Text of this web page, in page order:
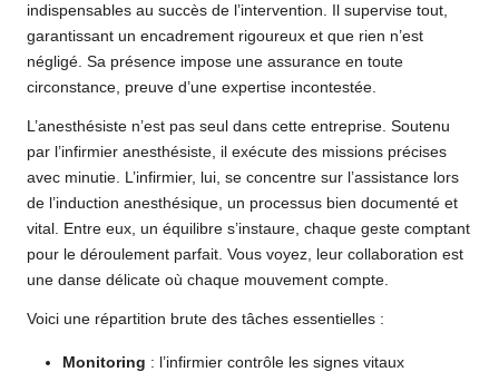
indispensables au succès de l’intervention. Il supervise tout,
garantissant un encadrement rigoureux et que rien n’est
négligé. Sa présence impose une assurance en toute
circonstance, preuve d’une expertise incontestée.
L’anesthésiste n’est pas seul dans cette entreprise. Soutenu
par l’infirmier anesthésiste, il exécute des missions précises
avec minutie. L’infirmier, lui, se concentre sur l’assistance lors
de l’induction anesthésique, un processus bien documenté et
vital. Entre eux, un équilibre s’instaure, chaque geste comptant
pour le déroulement parfait. Vous voyez, leur collaboration est
une danse délicate où chaque mouvement compte.
Voici une répartition brute des tâches essentielles :
Monitoring : l’infirmier contrôle les signes vitaux